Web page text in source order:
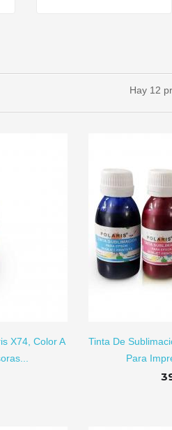
Vinilo Textil PU
De...
5,74 €
Imanes De
Aluminio...
Taza De
Hay 12
X74, Color A
Tinta De
Para